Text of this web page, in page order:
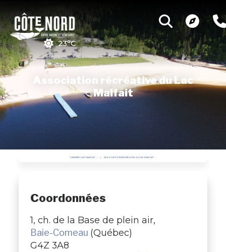
23°C
Association récréative du Lac
Malfait
CAMPING LAC MALFAIT ASSOCIATION RÉCRÉATIVE DU LAC MALFAIT
Coordonnées
1, ch. de la Base de plein air,
Baie-Comeau (Québec)
G4Z 3A8